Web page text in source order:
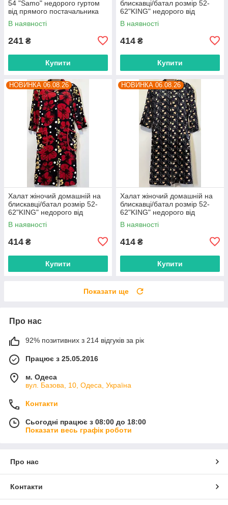
54 "Samo" недорого гуртом
від прямого постачальника
В наявності
241 ₴
Купити
блискавці/батал розмір 52-
62"KING" недорого від
прямого постачальника
В наявності
414 ₴
Купити
НОВИНКА 06.08.26
Халат жіночий домашній на
блискавці/батал розмір 52-
62"KING" недорого від
прямого постачальника
В наявності
414 ₴
Купити
НОВИНКА 06.08.26
Халат жіночий домашній на
блискавці/батал розмір 52-
62"KING" недорого від
прямого постачальника
В наявності
414 ₴
Купити
Показати ще
Про нас
92% позитивних з 214 відгуків за рік
Працює з 25.05.2016
м. Одеса
вул. Базова, 10, Одеса, Україна
Контакти
Сьогодні працює з 08:00 до 18:00
Показати весь графік роботи
Про нас
Контакти